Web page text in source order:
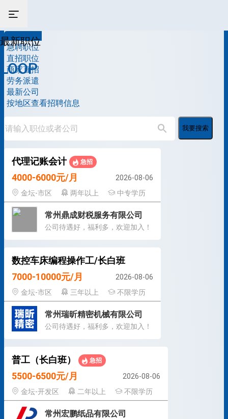
最新职位
LOOP
最新职位
急聘职位
直招职位
商家直招
劳务派遣
最新公司
按地区查看招聘信息
我要搜索
代理记账会计 急招
4000-6000元/月
2026-08-06
金坛-市区
两年以上 中专学历
常州鼎成财税服务有限公司
公司待遇好，福利多，欢迎加入！
数控车床编程操作工/长白班
7000-10000元/月
2026-08-06
金坛-市区
三年以上 不限学历
常州瑞昕精密机械有限公司
公司待遇好，福利多，欢迎加入！
普工（长白班） 急招
5500-6500元/月
2026-08-06
金坛-开发区
二年以上 不限学历
常州宏鹏纸品有限公司